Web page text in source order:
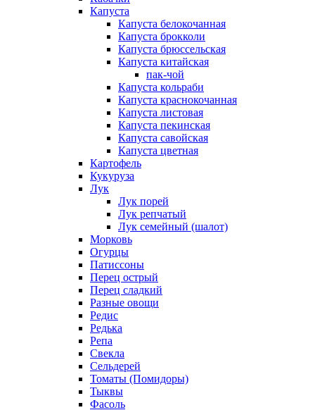
Капуста
Капуста белокочанная
Капуста брокколи
Капуста брюссельская
Капуста китайская
пак-чой
Капуста кольраби
Капуста краснокочанная
Капуста листовая
Капуста пекинская
Капуста савойская
Капуста цветная
Картофель
Кукуруза
Лук
Лук порей
Лук репчатый
Лук семейный (шалот)
Морковь
Огурцы
Патиссоны
Перец острый
Перец сладкий
Разные овощи
Редис
Редька
Репа
Свекла
Сельдерей
Томаты (Помидоры)
Тыквы
Фасоль